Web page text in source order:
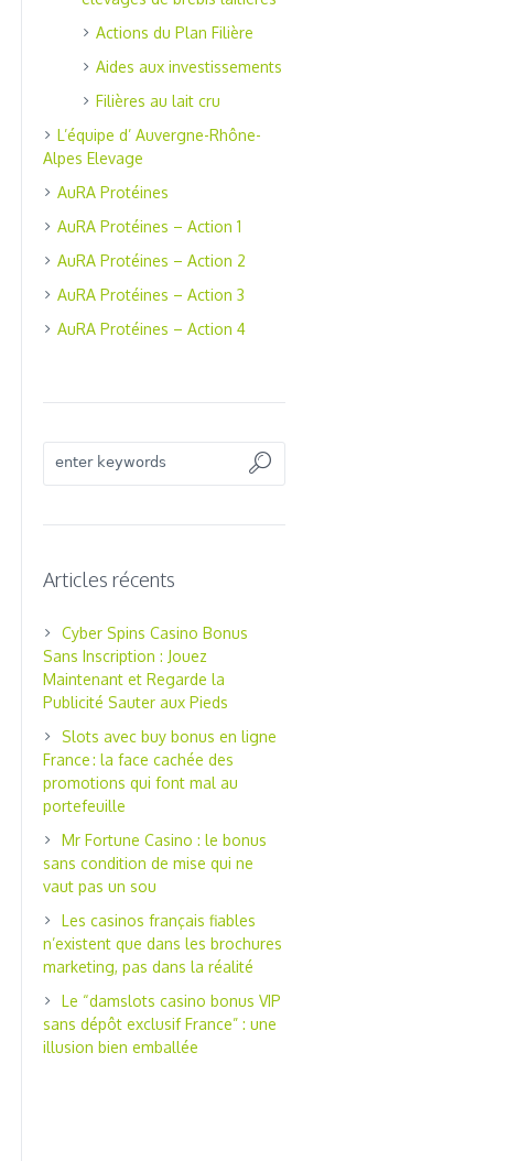
Actions du Plan Filière
Aides aux investissements
Filières au lait cru
L’équipe d’ Auvergne-Rhône-
Alpes Elevage
AuRA Protéines
AuRA Protéines – Action 1
AuRA Protéines – Action 2
AuRA Protéines – Action 3
AuRA Protéines – Action 4
Articles récents
Cyber Spins Casino Bonus
Sans Inscription : Jouez
Maintenant et Regarde la
Publicité Sauter aux Pieds
Slots avec buy bonus en ligne
France : la face cachée des
promotions qui font mal au
portefeuille
Mr Fortune Casino : le bonus
sans condition de mise qui ne
vaut pas un sou
Les casinos français fiables
n’existent que dans les brochures
marketing, pas dans la réalité
Le “damslots casino bonus VIP
sans dépôt exclusif France” : une
illusion bien emballée